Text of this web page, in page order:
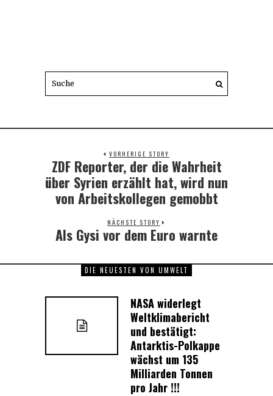
VORHERIGE STORY
Previous
post:
ZDF Reporter, der die Wahrheit
über Syrien erzählt hat, wird nun
von Arbeitskollegen gemobbt
NÄCHSTE STORY
Next
Als Gysi vor dem Euro warnte
DIE NEUESTEN VON UMWELT
NASA widerlegt
Weltklimabericht
und bestätigt:
Antarktis-Polkappe
wächst um 135
Milliarden Tonnen
pro Jahr !!!